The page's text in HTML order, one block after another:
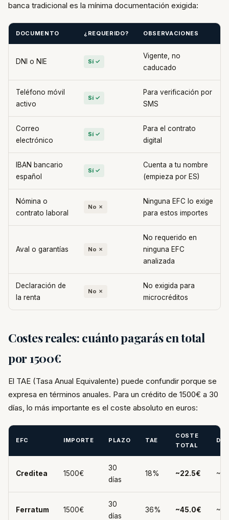
banca tradicional es la mínima documentación exigida:
DOCUMENTO ¿REQUERIDO? OBSERVACIONES
DNI o NIE Sí ✓
Vigente, no
caducado
Teléfono móvil
activo
Sí ✓
Para verificación por
SMS
Correo
electrónico
Sí ✓
Para el contrato
digital
IBAN bancario
español
Sí ✓
Cuenta a tu nombre
(empieza por ES)
Nómina o
contrato laboral
No ✗
Ninguna EFC lo exige
para estos importes
Aval o garantías No ✗
No requerido en
ninguna EFC
analizada
Declaración de
la renta
No ✗
No exigida para
microcréditos
Costes reales: cuánto pagarás en total
por 1500€
El TAE (Tasa Anual Equivalente) puede confundir porque se
expresa en términos anuales. Para un crédito de 1500€ a 30
días, lo más importante es el coste absoluto en euros:
EFC IMPORTE PLAZO TAE
COSTE
TOTAL
Creditea 1500€
30
días
18% ~22.5€
Ferratum 1500€
30
días
36% ~45.0€